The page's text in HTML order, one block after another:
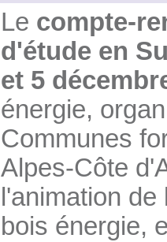
Le compte-
d'étude en
et 5
énergie,
Communes
Alpes-Côte
l'animation
bois énergie,